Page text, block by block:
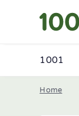
1001
Home